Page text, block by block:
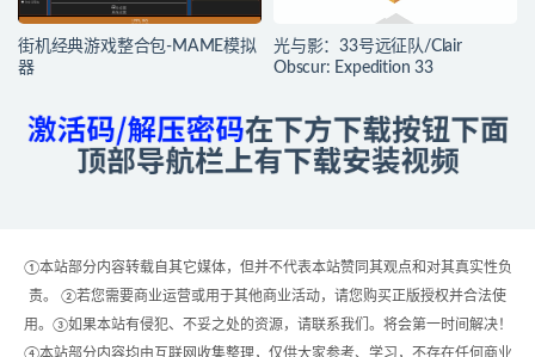
街机经典游戏整合包-MAME模拟
器
光与影：33号远征队/Clair
Obscur: Expedition 33
①本站部分内容转载自其它媒体，但并不代表本站赞同其观点和对其真实性负
责。 ②若您需要商业运营或用于其他商业活动，请您购买正版授权并合法使
用。③如果本站有侵犯、不妥之处的资源，请联系我们。将会第一时间解决！
④本站部分内容均由互联网收集整理，仅供大家参考、学习，不存在任何商业